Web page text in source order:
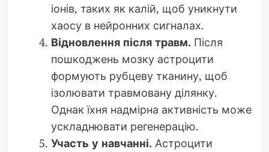
іонів, таких як калій, щоб уникнути
хаосу в нейронних сигналах.
Відновлення після травм. Після
пошкоджень мозку астроцити
формують рубцеву тканину, щоб
ізолювати травмовану ділянку.
Однак їхня надмірна активність може
ускладнювати регенерацію.
Участь у навчанні. Астроцити